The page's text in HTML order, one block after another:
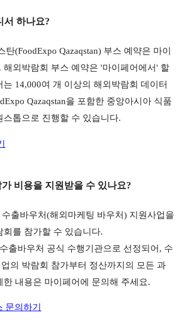
서 하나요?
(FoodExpo Qazaqstan) 부스 예약은 마이
해외박람회 부스 예약은 '마이페어에서' 할
14,000여 개 이상의 해외박람회 데이터
Qazaqstan을 포함한 중앙아시아 식품
스톱으로 진행할 수 있습니다.
비용을 지원받을 수 있나요?
출바우처(해외마케팅 바우처) 지원사업을
회를 참가할 수 있습니다.
출바우처 공식 수행기관으로 선정되어, 수
의 박람회 참가부터 정산까지의 모든 과
한 내용은 마이페어에 문의해 주세요.
의하기